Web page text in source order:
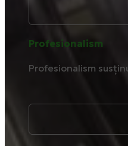
Profesionalism
Profesionalism